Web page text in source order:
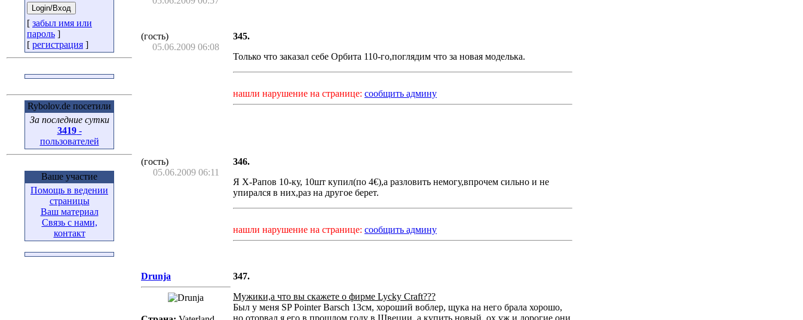
[ забыл имя или
пароль ]
[ регистрация ]
Rybolov.de посетили
За последние сутки
3419-
пользователей
Ваше участие
Помощь в ведении
страницы
Ваш материал
Связь с нами,
контакт
(гость)
05.06.2009 06:08
345.
Только что заказал себе Орбита 110-го,поглядим что за новая моделька.
нашли нарушение на странице: сообщить админу
(гость)
05.06.2009 06:11
346.
Я X-Рапов 10-ку, 10шт купил(по 4€),а разловить немогу,впрочем сильно и не
упирался в них,раз на другое берет.
нашли нарушение на странице: сообщить админу
Drunja
347.
Мужики,а что вы скажете о фирме Lycky Craft???
Был у меня SP Pointer Barsch 13см, хороший воблер, щука на него брала хорошо,